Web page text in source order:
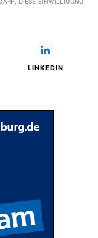
LINKEDIN